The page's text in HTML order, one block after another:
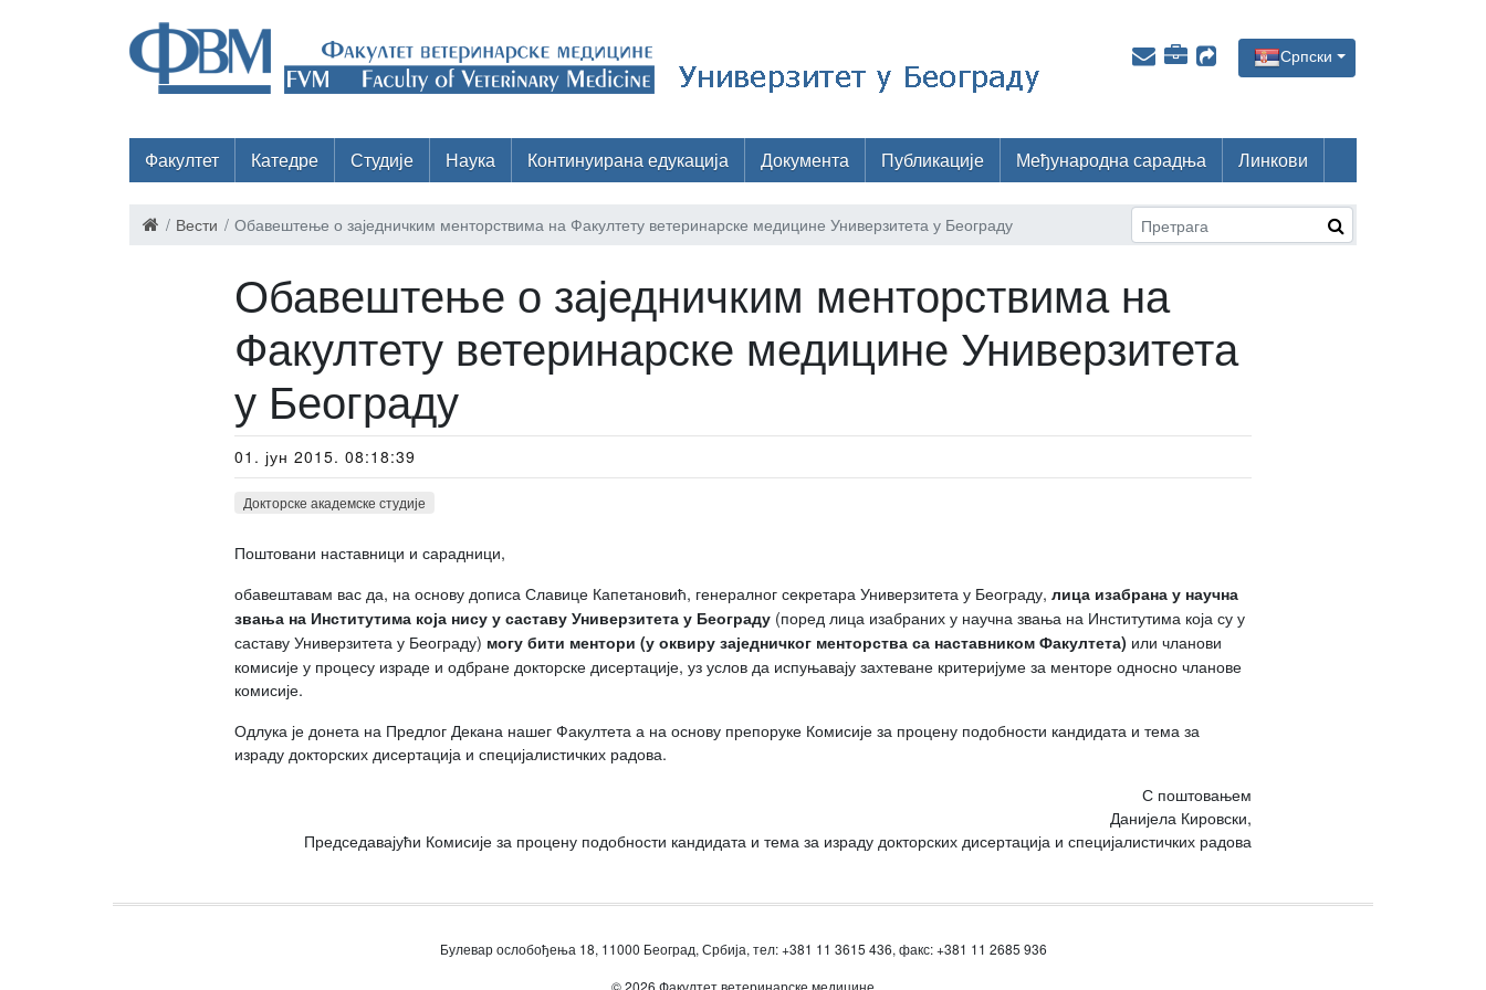
Српски
Факултет Катедре Студије Наука Континуирана едукација Документа Публикације Међународна сарадња Линкови
Вести Обавештење о заједничким менторствима на Факултету ветеринарске медицине Универзитета у Београду
Обавештење о заједничким менторствима на
Факултету ветеринарске медицине Универзитета
у Београду
01. јун 2015. 08:18:39
Докторске академске студије
Поштовани наставници и сарадници,
обавештавам вас да, на основу дописа Славице Капетановић, генералног секретара Универзитета у Београду, лица изабрана у научна
звања на Институтима која нису у саставу Универзитета у Београду(поред лица изабраних у научна звања на Институтима која су у
саставу Универзитета у Београду) могу бити ментори (у оквиру заједничког менторства са наставником Факултета) или чланови
комисије у процесу израде и одбране докторске дисертације, уз услов да испуњавају захтеване критеријуме за менторе односно чланове
комисије.
Одлука је донета на Предлог Декана нашег Факултета а на основу препоруке Комисије за процену подобности кандидата и тема за
израду докторских дисертација и специјалистичких радова.
С поштовањем
Данијела Кировски,
Председавајући Комисије за процену подобности кандидата и тема за израду докторских дисертација и специјалистичких радова
Булевар ослобођења 18, 11000 Београд, Србија, тел: +381 11 3615 436, факс: +381 11 2685 936
© 2026 Факултет ветеринарске медицине